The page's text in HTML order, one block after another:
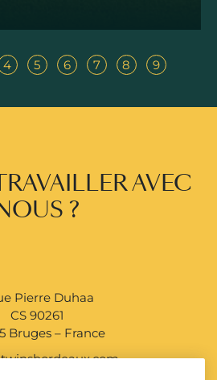
4 5 6 7 8 9
AVEC
?
Pierre Duhaa
CS 90261
Bruges – France